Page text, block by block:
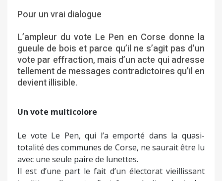
Pour un vrai dialogue
L’ampleur du vote Le Pen en Corse donne la
gueule de bois et parce qu’il ne s’agit pas d’un
vote par effraction, mais d’un acte qui adresse
tellement de messages contradictoires qu’il en
devient illisible.
Un vote multicolore
Le vote Le Pen, qui l’a emporté dans la quasi-
totalité des communes de Corse, ne saurait être lu
avec une seule paire de lunettes.
Il est d’une part le fait d’un électorat vieillissant